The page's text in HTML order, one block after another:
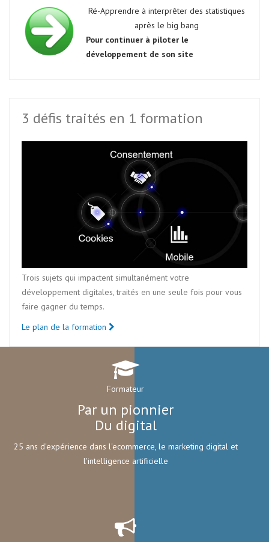
Ré-Apprendre à interprêter des statistiques
après le big bang
Pour continuer à piloter le
développement de son site
3 défis traités en 1 formation
Trois sujets qui impactent simultanément votre
développement digitales, traités en une seule fois pour vous
faire gagner du temps.
Le plan de la formation
Formateur
Par un pionnier
Du digital
25 ans d'expérience dans l'ecommerce, le marketing digital et
l'intelligence artificielle